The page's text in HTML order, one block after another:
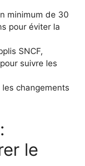
minimum de 30
pour éviter la
SNCF,
suivre les
changements
le